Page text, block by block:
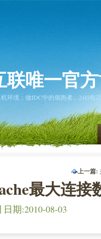
联唯一官
环境；做IDC中的领跑者... 24H电话
上一篇:
下一篇:
最大连接
期:2010-08-03